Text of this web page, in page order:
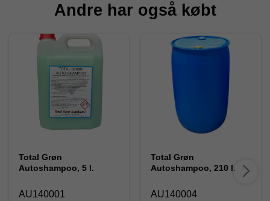
Andre har også købt
Total Grøn
Autoshampoo, 5 l.
AU140001
Total Grøn
Autoshampoo, 210 l.
AU140004